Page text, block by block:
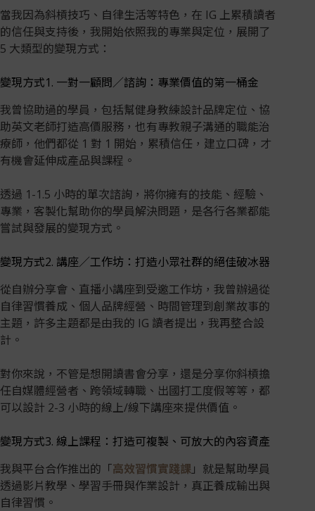
當我因為斜槓技巧、自律生活等特色，在 IG 上累積讀者
的信任與支持後，我開始依照我的專業與定位，展開了
5 大類型的變現方式：
變現方式1. 一對一顧問／諮詢：專業價值的第一桶金
我曾協助過的學員，包括幫健身教練設計品牌定位、協
助英文老師打造高價服務，也有專教親子溝通的職能治
療師，他們都從 1 對 1 開始，累積信任，建立口碑，才
有機會延伸成產品與課程。
透過 1-1.5 小時的單次諮詢，將你擁有的技能、經驗、
專業，客製化幫助你的學員解決問題，是各行各業都能
嘗試與發展的變現方式。
變現方式2. 講座／工作坊：打造小眾社群的絕佳破冰器
從自辦分享會、直播小講座到受邀工作坊，我曾辦過從
自律習慣養成、個人品牌經營、時間管理到創業故事的
主題，許多主題都是由我的 IG 讀者提出，我再整合設
計。
對你來說，不管是想開讀書會分享，還是分享你斜槓擔
任自媒體經營者、跨領域轉職、出國打工度假等等，都
可以設計 2-3 小時的線上/線下講座來提供價值。
變現方式3. 線上課程：打造可複製、可放大的內容資產
我與平台合作推出的「高效習慣實踐課」就是幫助學員
透過影片教學、學習手冊與作業設計，真正養成輸出與
自律習慣。